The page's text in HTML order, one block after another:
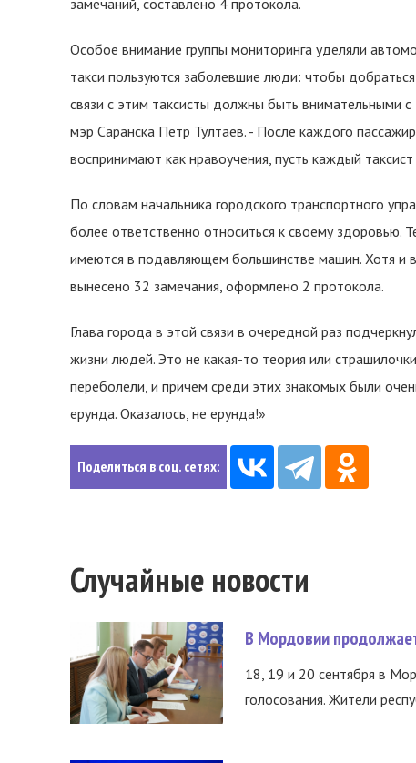
замечаний, составлено 4 протокола.
Особое внимание группы мониторинга уделяли
такси пользуются заболевшие люди: чтобы
связи с этим таксисты должны быть внимательными
мэр Саранска Петр Тултаев. - После каждого
воспринимают как нравоучения, пусть каждый
По словам начальника городского транспортного
более ответственно относиться к своему здоровью.
имеются в подавляющем большинстве машин. Хотя и
вынесено 32 замечания, оформлено 2 протокола.
Глава города в этой связи в очередной раз
жизни людей. Это не какая-то теория или
переболели, и причем среди этих знакомых были
ерунда. Оказалось, не ерунда!»
Поделиться в соц. сетях:
Случайные новости
В Мордовии
18, 19 и 20 сентября в
голосования. Жители